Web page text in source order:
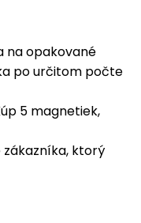
na opakované
po určitom počte
5 magnetiek,
zákazníka, ktorý